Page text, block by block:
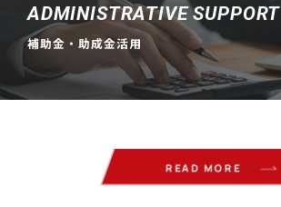
ADMINISTRATIVE SUPPORT
補助金・助成金活用
READ MORE